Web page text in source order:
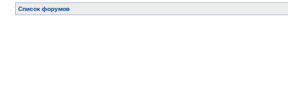
Список форумов